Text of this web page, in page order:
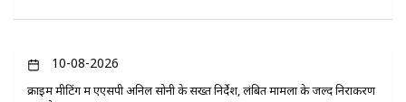
10-08-2026
क्राइम मीटिंग में एएसपी अनिल सोनी के सख्त निर्देश, लंबित मामलों के जल्द निराकरण